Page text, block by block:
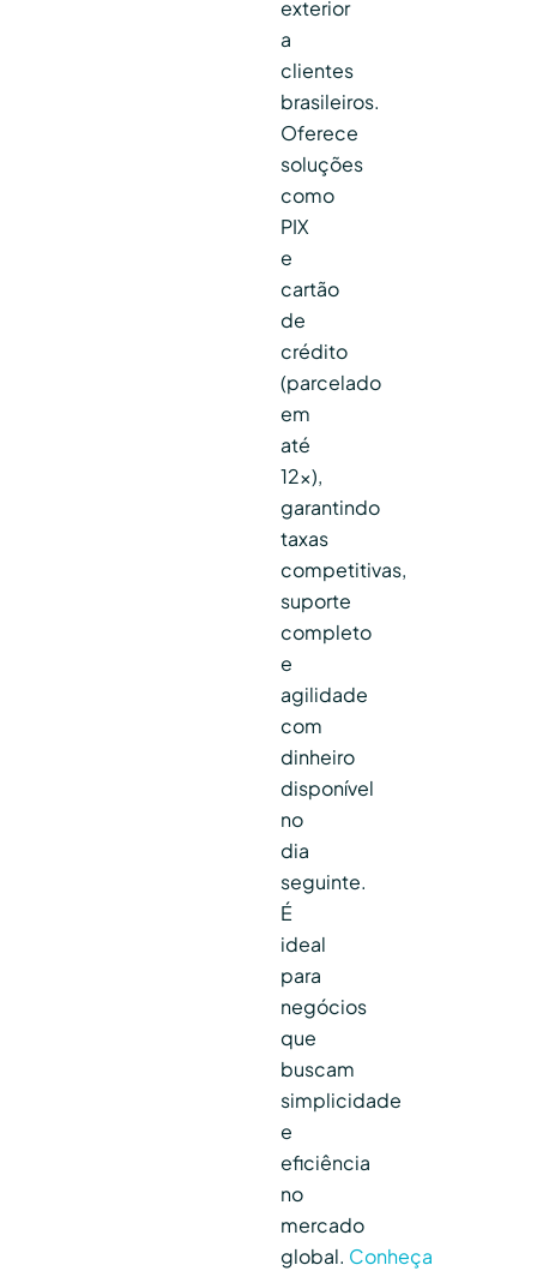
exterior
a
clientes
brasileiros.
Oferece
soluções
como
PIX
e
cartão
de
crédito
(parcelado
em
até
12x),
garantindo
taxas
competitivas,
suporte
completo
e
agilidade
com
dinheiro
disponível
no
dia
seguinte.
É
ideal
para
negócios
que
buscam
simplicidade
e
eficiência
no
mercado
global. Conheça